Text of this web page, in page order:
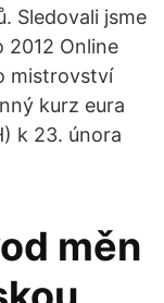
Sledovali jsme
2012 Online
mistrovství
kurz eura
k 23. února
měn